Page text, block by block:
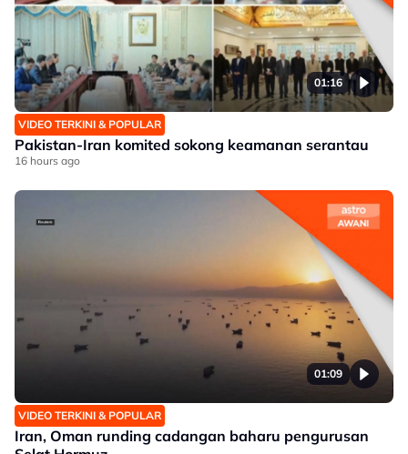
01:16
VIDEO TERKINI & POPULAR
Pakistan-Iran komited sokong keamanan serantau
16 hours ago
01:09
VIDEO TERKINI & POPULAR
Iran, Oman runding cadangan baharu pengurusan